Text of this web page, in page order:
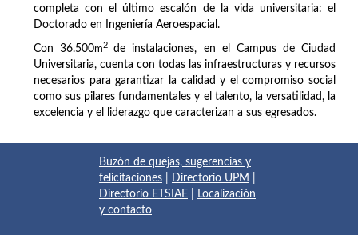
completa con el último escalón de la vida universitaria: el
Doctorado en Ingeniería Aeroespacial.
Con 36.500m2
de instalaciones, en el Campus de Ciudad
Universitaria, cuenta con todas las infraestructuras y recursos
necesarios para garantizar la calidad y el compromiso social
como sus pilares fundamentales y el talento, la versatilidad, la
excelencia y el liderazgo que caracterizan a sus egresados.
Buzón de quejas, sugerencias y
felicitaciones
Directorio UPM
Directorio ETSIAE
Localización
y contacto